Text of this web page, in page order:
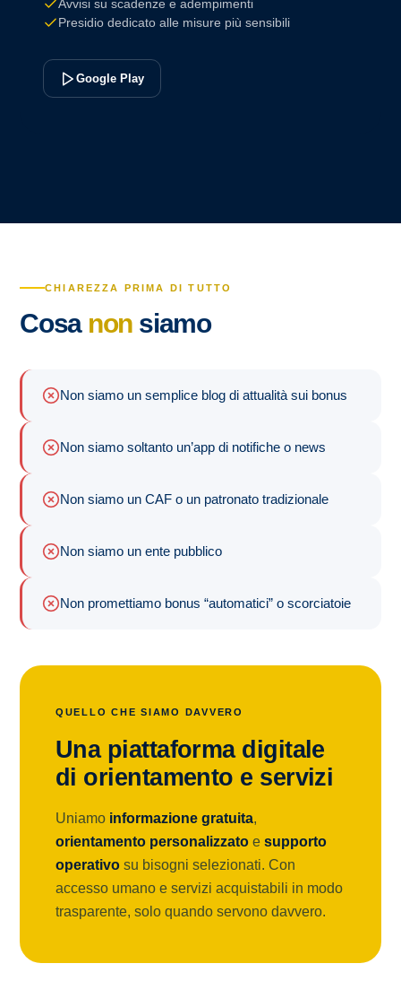
Avvisi su scadenze e adempimenti
Presidio dedicato alle misure più sensibili
Google Play
CHIAREZZA PRIMA DI TUTTO
Cosa non siamo
Non siamo un semplice blog di attualità sui bonus
Non siamo soltanto un’app di notifiche o news
Non siamo un CAF o un patronato tradizionale
Non siamo un ente pubblico
Non promettiamo bonus “automatici” o scorciatoie
QUELLO CHE SIAMO DAVVERO
Una piattaforma digitale
di orientamento e servizi
Uniamo informazione gratuita,
orientamento personalizzato e supporto
operativo su bisogni selezionati. Con
accesso umano e servizi acquistabili in modo
trasparente, solo quando servono davvero.